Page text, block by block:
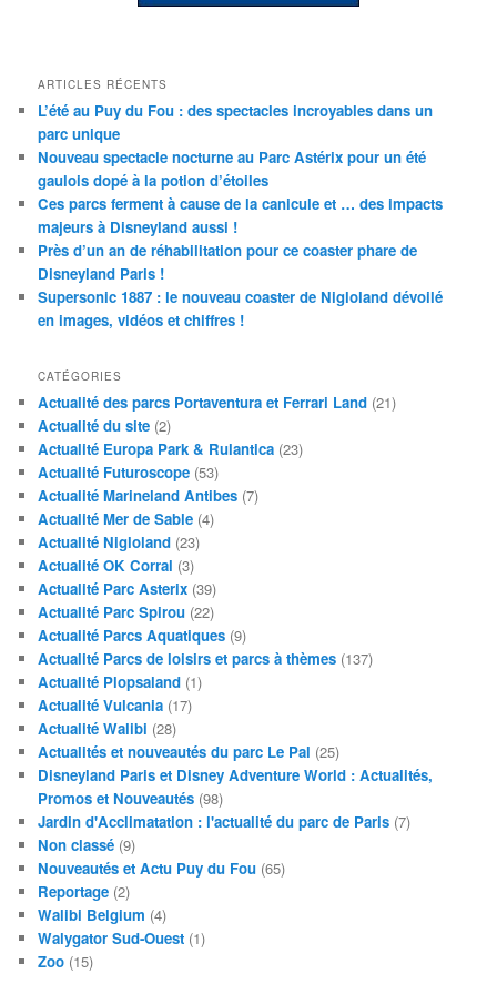
ARTICLES RÉCENTS
L’été au Puy du Fou : des spectacles incroyables dans un
parc unique
Nouveau spectacle nocturne au Parc Astérix pour un été
gaulois dopé à la potion d’étoiles
Ces parcs ferment à cause de la canicule et … des impacts
majeurs à Disneyland aussi !
Près d’un an de réhabilitation pour ce coaster phare de
Disneyland Paris !
Supersonic 1887 : le nouveau coaster de Nigloland dévoilé
en images, vidéos et chiffres !
CATÉGORIES
Actualité des parcs Portaventura et Ferrari Land (21)
Actualité du site (2)
Actualité Europa Park & Rulantica (23)
Actualité Futuroscope (53)
Actualité Marineland Antibes (7)
Actualité Mer de Sable (4)
Actualité Nigloland (23)
Actualité OK Corral (3)
Actualité Parc Asterix (39)
Actualité Parc Spirou (22)
Actualité Parcs Aquatiques (9)
Actualité Parcs de loisirs et parcs à thèmes (137)
Actualité Plopsaland (1)
Actualité Vulcania (17)
Actualité Walibi (28)
Actualités et nouveautés du parc Le Pal (25)
Disneyland Paris et Disney Adventure World : Actualités,
Promos et Nouveautés (98)
Jardin d'Acclimatation : l'actualité du parc de Paris (7)
Non classé (9)
Nouveautés et Actu Puy du Fou (65)
Reportage (2)
Walibi Belgium (4)
Walygator Sud-Ouest (1)
Zoo (15)